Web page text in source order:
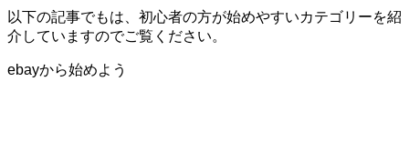
以下の記事でもは、初心者の方が始めやすいカテゴリーを紹
介していますのでご覧ください。
ebayから始めよう